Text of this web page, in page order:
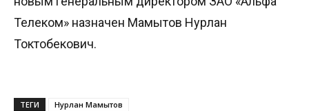
Телеком» назначен Мамытов Нурлан
Токтобекович.
ТЕГИ Нурлан Мамытов